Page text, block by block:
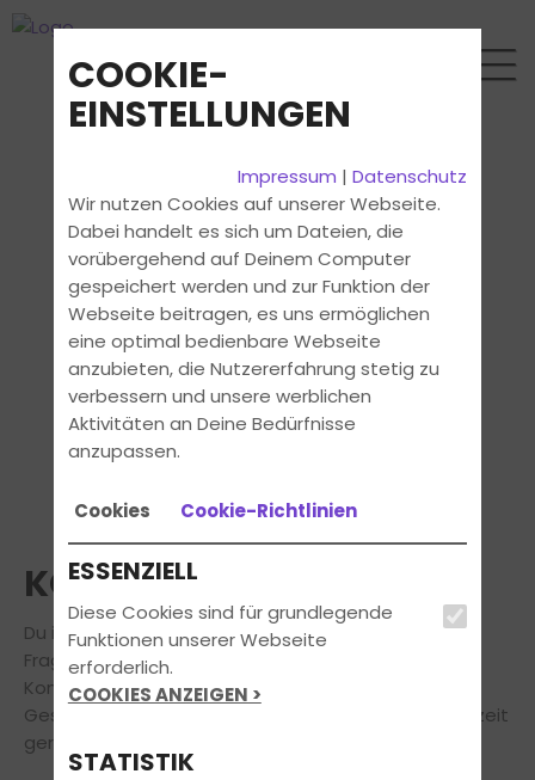
KONTAKT
Du interessierst Dich für unser Angebot oder hast
Fragen rund um Deine Führerscheinausbildung?
Komm doch einfach zu einem unverbindlichen
Gespräch vorbei, unser freundliches Team ist jederzeit
gerne persönlich für Dich da!
COOKIE-
EINSTELLUNGEN
Impressum |Datenschutz
Wir nutzen Cookies auf unserer Webseite.
Dabei handelt es sich um Dateien, die
vorübergehend auf Deinem Computer
gespeichert werden und zur Funktion der
Webseite beitragen, es uns ermöglichen
eine optimal bedienbare Webseite
anzubieten, die Nutzererfahrung stetig zu
verbessern und unsere werblichen
Aktivitäten an Deine Bedürfnisse
anzupassen.
Cookies Cookie-Richtlinien
ESSENZIELL
Diese Cookies sind für grundlegende
Funktionen unserer Webseite
erforderlich.
COOKIES ANZEIGEN >
STATISTIK